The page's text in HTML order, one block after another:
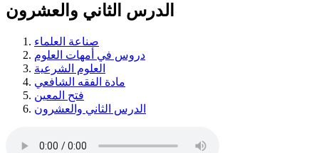
الدرس الثاني والعشرون
صناعة العلماء
دروس في أمهات العلوم
العلوم الشرعية
مادة الفقه الشافعي
فتح المعين
الدرس الثاني والعشرون